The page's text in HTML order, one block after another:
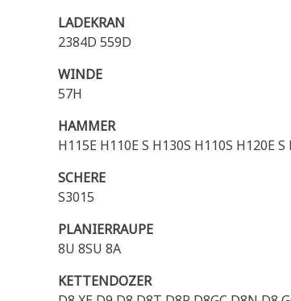
LADEKRAN
2384D 559D
WINDE
57H
HAMMER
H115E H110E S H130S H110S H120E
SCHERE
S3015
PLANIERRAUPE
8U 8SU 8A
KETTENDOZER